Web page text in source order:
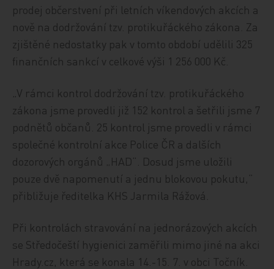
prodej občerstvení při letních víkendových akcích a
nově na dodržování tzv. protikuřáckého zákona. Za
zjištěné nedostatky pak v tomto období udělili 325
finančních sankcí v celkové výši 1 256 000 Kč.
„V rámci kontrol dodržování tzv. protikuřáckého
zákona jsme provedli již 152 kontrol a šetřili jsme 7
podnětů občanů. 25 kontrol jsme provedli v rámci
společné kontrolní akce Police ČR a dalších
dozorových orgánů „HAD“. Dosud jsme uložili
pouze dvě napomenutí a jednu blokovou pokutu,“
přibližuje ředitelka KHS Jarmila Rážová.
Při kontrolách stravování na jednorázových akcích
se Středočeští hygienici zaměřili mimo jiné na akci
Hrady.cz, která se konala 14.-15. 7. v obci Točník.